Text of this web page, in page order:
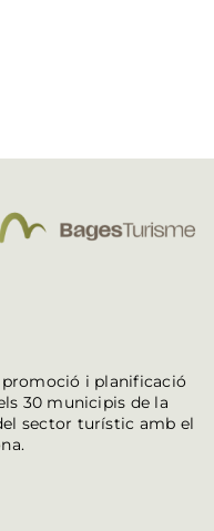
promoció i planificació
30 municipis de la
sector turístic amb el